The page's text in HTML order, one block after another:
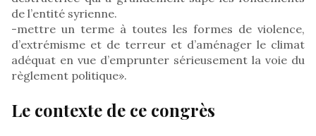
de l’entité syrienne.
-mettre un terme à toutes les formes de violence,
d’extrémisme et de terreur et d’aménager le climat
adéquat en vue d’emprunter sérieusement la voie du
règlement politique».
Le contexte de ce congrès